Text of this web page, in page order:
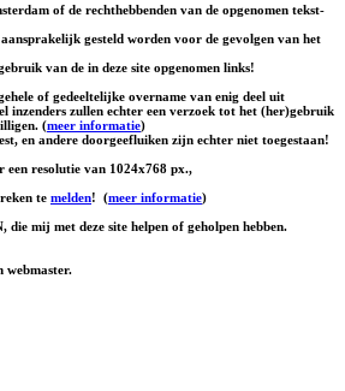
of de rechthebbenden van de opgenomen tekst-
gesteld worden voor de gevolgen van het
van de in deze site opgenomen links!
of gedeeltelijke overname van enig deel uit
inzenders zullen echter een verzoek tot het (her)gebruik
(meer informatie)
en andere doorgeefluiken zijn echter niet toegestaan!
een resolutie van 1024x768 px.,
te melden! (meer informatie)
mij met deze site helpen of geholpen hebben.
webmaster.